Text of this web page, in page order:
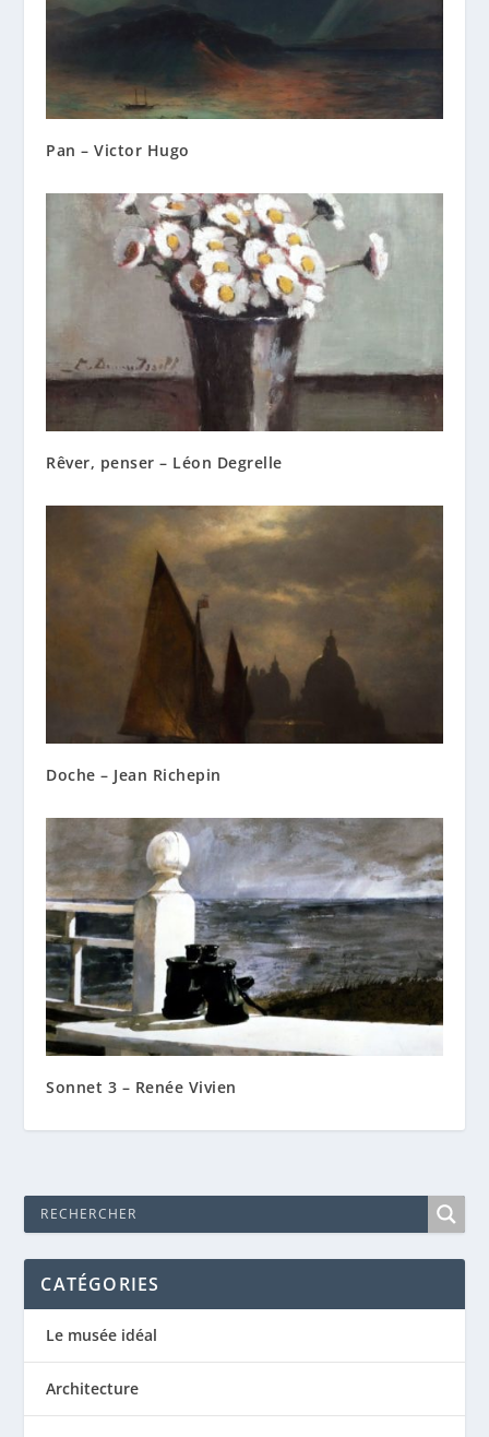
Pan – Victor Hugo
Rêver, penser – Léon Degrelle
Doche – Jean Richepin
Sonnet 3 – Renée Vivien
CATÉGORIES
Le musée idéal
Architecture